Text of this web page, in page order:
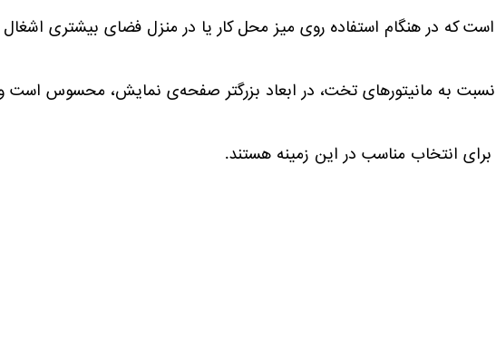
که در هنگام استفاده‌ روی میز محل کار یا در منزل فضای بیشتری اشغال
نسبت به مانیتورهای تخت، در ابعاد بزرگتر صفحه‌ی نمایش، محسوس است
انتخاب مناسب در این زمینه هستند.